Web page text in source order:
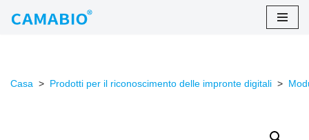
Casa > Prodotti per il riconoscimento delle impronte digitali >